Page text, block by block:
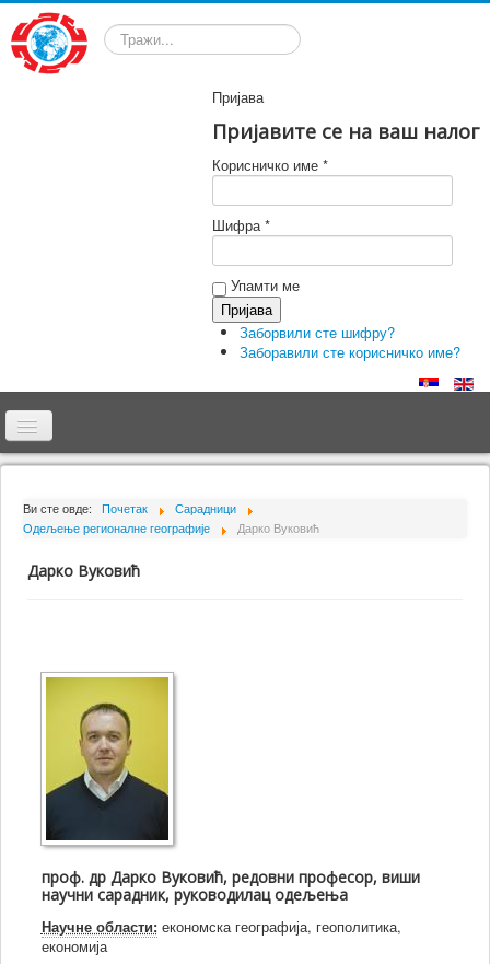
Пријава
Пријавите се на ваш налог
Корисничко име *
Шифра *
Упамти ме
Заборвили сте шифру?
Заборавили сте корисничко име?
Почетна
О Институту
Сарадници
Пројекти
Библиотека
Контакт
Ви сте овде: Почетак
Сарадници
Одељење регионалне географије
Дарко Вуковић
Дарко Вуковић
проф. др Дарко Вуковић, редовни професор, виши
научни сарадник, руководилац одељења
Научне области:економска географија, геополитика,
економија